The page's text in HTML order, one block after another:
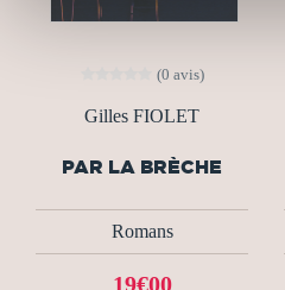
(0 avis)
Gilles FIOLET
PAR LA BRÈCHE
Romans
19€00